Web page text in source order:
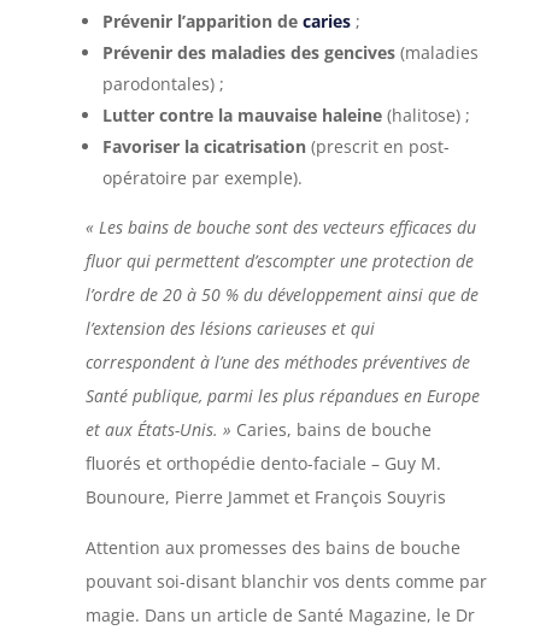
Prévenir l’apparition de caries;
Prévenir des maladies des gencives(maladies
parodontales) ;
Lutter contre la mauvaise haleine(halitose) ;
Favoriser la cicatrisation(prescrit en post-
opératoire par exemple).
« Les bains de bouche sont des vecteurs efficaces du
fluor qui permettent d’escompter une protection de
l’ordre de 20 à 50 % du développement ainsi que de
l’extension des lésions carieuses et qui
correspondent à l’une des méthodes préventives de
Santé publique, parmi les plus répandues en Europe
et aux États-Unis. » Caries, bains de bouche
fluorés et orthopédie dento-faciale – Guy M.
Bounoure, Pierre Jammet et François Souyris
Attention aux promesses des bains de bouche
pouvant soi-disant blanchir vos dents comme par
magie. Dans un article de Santé Magazine, le Dr